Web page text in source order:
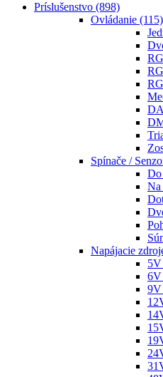
Príslušenstvo (898)
Ovládanie (115)
Spínače /
Na
Napájacie
5V
6V
9V